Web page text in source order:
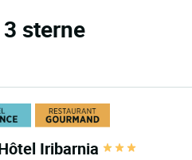
sterne
Iribarnia